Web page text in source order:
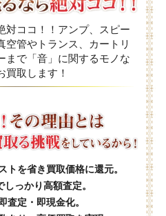
対ココ！！アンプ、スピー
空管やトランス、カートリ
まで「音」に関するモノな
買取します！
トを省き買取価格に還元。
っかり高額査定。
査定・即現金化。